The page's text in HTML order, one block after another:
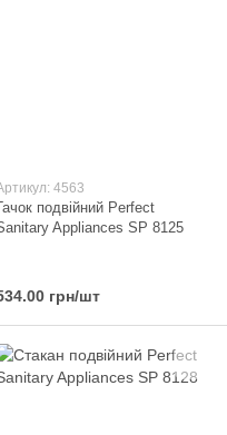
4563
подвійний Perfect
Appliances SP 8125
грн/шт